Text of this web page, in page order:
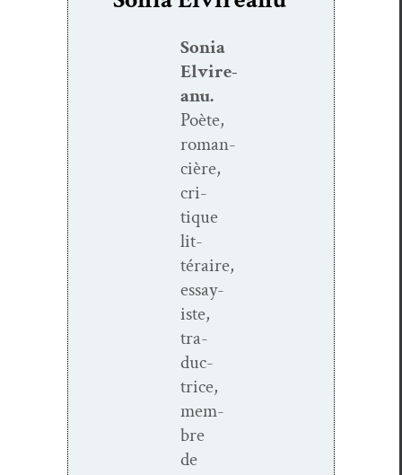
Sonia
Elvire­
anu.
Poète,
roman­
cière,
cri­
tique
lit­
téraire,
essay­
iste,
tra­
duc­
trice,
mem­
bre
de